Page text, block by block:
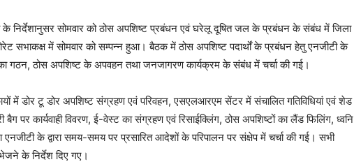
निर्देशानुसर सोमवार को ठोस अपशिष्ट प्रबंधन एवं घरेलू दूषित जल के प्रबंधन के संबंध में जिला
सभाकक्ष में सोमवार को सम्पन्न हुआ। बैठक में ठोस अपशिष्ट पदार्थों के प्रबंधन हेतु एनजीटी के
गठन, ठोस अपशिष्ट के अपवहन तथा जनजागरण कार्यक्रम के संबंध में चर्चा की गई।
में डोर टू डोर अपशिष्ट संग्रहण एवं परिवहन, एसएलआरएम सेंटर में संचालित गतिविधियां एवं शेड
बैग पर कार्यवाही विवरण, ई-वेस्ट का संग्रहण एवं रिसाईक्लिंग, ठोस अपशिष्टों का लैंड फिलिंग, ध्वनि
के द्वारा समय-समय पर प्रसारित आदेशों के परिपालन पर संक्षेप में चर्चा की गई। सभी
के निर्देश दिए गए।